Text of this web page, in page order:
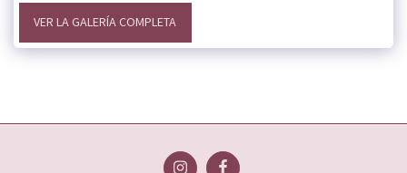
VER LA GALERÍA COMPLETA